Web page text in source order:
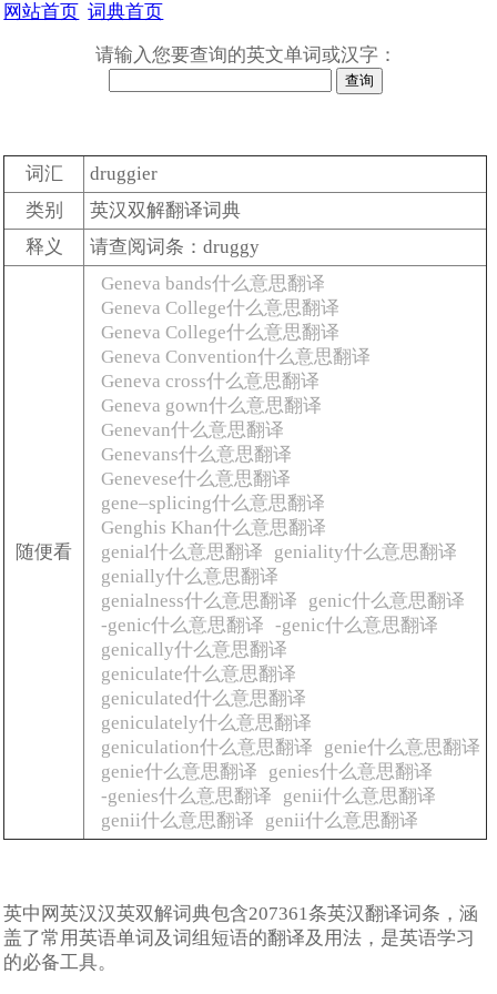
网站首页 词典首页
请输入您要查询的英文单词或汉字：
词汇
druggier
类别
英汉双解翻译词典
释义
请查阅词条：druggy
随便看
Geneva bands什么意思翻译
Geneva College什么意思翻译
Geneva College什么意思翻译
Geneva Convention什么意思翻译
Geneva cross什么意思翻译
Geneva gown什么意思翻译
Genevan什么意思翻译
Genevans什么意思翻译
Genevese什么意思翻译
gene–splicing什么意思翻译
Genghis Khan什么意思翻译
genial什么意思翻译
geniality什么意思翻译
genially什么意思翻译
genialness什么意思翻译
genic什么意思翻译
-genic什么意思翻译 -genic什么意思翻译
genically什么意思翻译
geniculate什么意思翻译
geniculated什么意思翻译
geniculately什么意思翻译
geniculation什么意思翻译
genie什么意思翻译
genie什么意思翻译
genies什么意思翻译
-genies什么意思翻译
genii什么意思翻译
genii什么意思翻译
genii什么意思翻译
英中网英汉汉英双解词典包含207361条英汉翻译词条，涵
盖了常用英语单词及词组短语的翻译及用法，是英语学习
的必备工具。